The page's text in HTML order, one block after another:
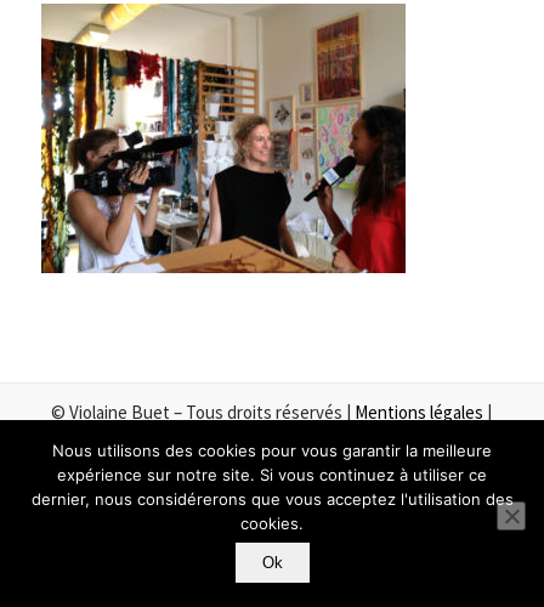
© Violaine Buet – Tous droits réservés | Mentions légales
Remerciements
Nous utilisons des cookies pour vous garantir la meilleure
expérience sur notre site. Si vous continuez à utiliser ce
dernier, nous considérerons que vous acceptez l'utilisation des
cookies.
Ok